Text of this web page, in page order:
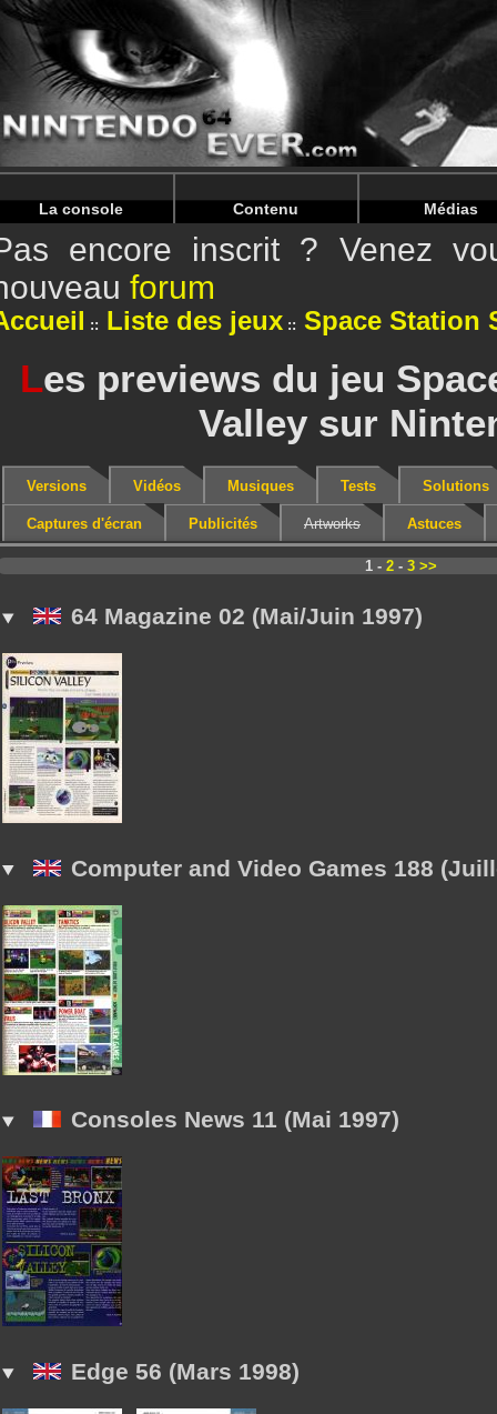
Warning: Undefined array key "HTTP_REFERER" in /
Warning: Undefined array key "HTTP_REFERER" in /
La console Contenu Médias
encore inscrit ? Venez
forum
Liste des jeux Space Station
Les previews du jeu
Valley sur
Versions Vidéos Musiques Tests Solutions
Captures d'écran Publicités Artworks Astuces
1 - 2 - 3 >>
64 Magazine 02 (Mai/Juin 1997)
Computer and Video Games 188
Consoles News 11 (Mai 1997)
Edge 56 (Mars 1998)